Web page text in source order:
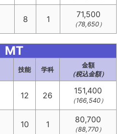
8 1 71,500
（78,650）
MT
技能 学科
金額
（税込金額）
12 26 151,400
（166,540）
10 1 80,700
（88,770）